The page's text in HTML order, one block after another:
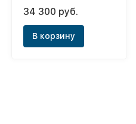
34 300 руб.
В корзину